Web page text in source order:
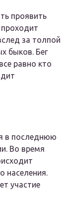
проявить
за толпой
быков. Бег
равно кто
в последнюю
Во время
населения.
участие